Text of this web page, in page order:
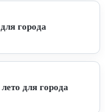
города
для города